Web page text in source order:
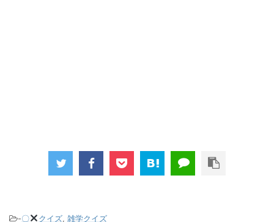
-〇 クイズ, 雑学クイズ